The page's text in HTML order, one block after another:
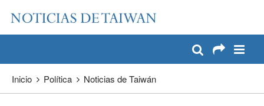
Pase a contenido principal
Inicio Política Noticias de Taiwán